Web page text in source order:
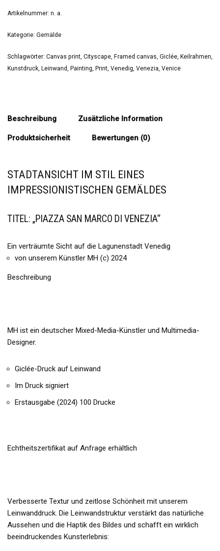
Artikelnummer: n. a.
Kategorie: Gemälde
Schlagwörter: Canvas print, Cityscape, Framed canvas, Giclée, Keilrahmen,
Kunstdruck, Leinwand, Painting, Print, Venedig, Venezia, Venice
Beschreibung Zusätzliche Information
Produktsicherheit Bewertungen (0)
STADTANSICHT IM STIL EINES
IMPRESSIONISTISCHEN GEMÄLDES
TITEL: „PIAZZA SAN MARCO DI VENEZIA“
Ein verträumte Sicht auf die Lagunenstadt Venedig
von unserem Künstler MH (c) 2024
Beschreibung
MH ist ein deutscher Mixed-Media-Künstler und Multimedia-
Designer.
Giclée-Druck auf Leinwand
Im Druck signiert
Erstausgabe (2024) 100 Drucke
Echtheitszertifikat auf Anfrage erhältlich
Verbesserte Textur und zeitlose Schönheit mit unserem
Leinwanddruck. Die Leinwandstruktur verstärkt das natürliche
Aussehen und die Haptik des Bildes und schafft ein wirklich
beeindruckendes Kunsterlebnis: